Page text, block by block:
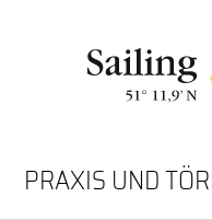
PRAXIS UND